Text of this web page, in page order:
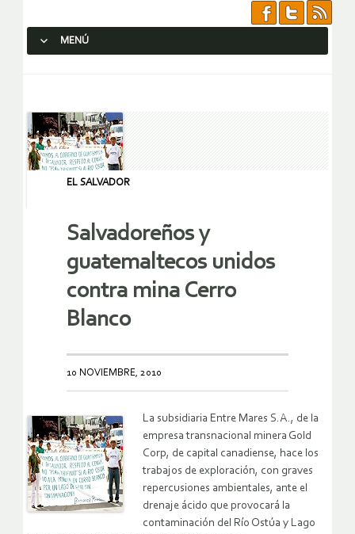
MENÚ
EL SALVADOR
Salvadoreños y
guatemaltecos unidos
contra mina Cerro
Blanco
10 NOVIEMBRE, 2010
La subsidiaria Entre Mares S.A., de la
empresa transnacional minera Gold
Corp, de capital canadiense, hace los
trabajos de exploración, con graves
repercusiones ambientales, ante el
drenaje ácido que provocará la
contaminación del Río Ostúa y Lago